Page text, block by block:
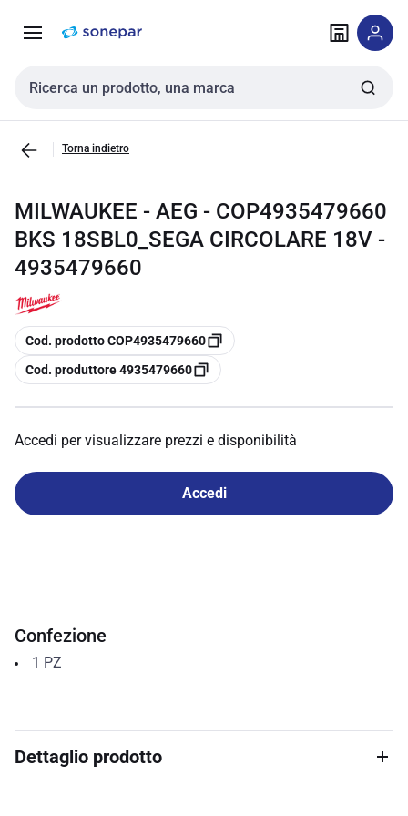
navigazione alla
Cerca input
Torna indietro
MILWAUKEE - AEG - COP4935479660
BKS 18SBL0_SEGA CIRCOLARE 18V -
4935479660
copia
Cod. prodotto COP4935479660
copia
Cod. produttore 4935479660
Accedi per visualizzare prezzi e disponibilità
Accedi
Confezione
1 PZ
Dettaglio prodotto